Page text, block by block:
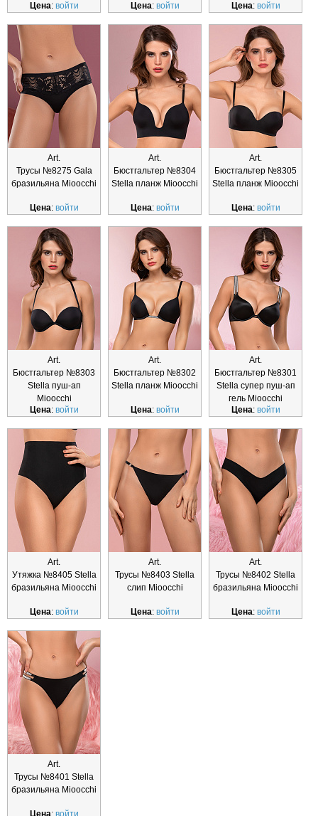
Цена: войти Цена: войти Цена: войти
Art.
Трусы №8275 Gala
бразильяна Mioocchi
Цена: войти
Art.
Бюстгальтер №8304
Stella планж Mioocchi
Цена: войти
Art.
Бюстгальтер №8305
Stella планж Mioocchi
Цена: войти
Art.
Бюстгальтер №8303
Stella пуш-ап
Mioocchi
Цена: войти
Art.
Бюстгальтер №8302
Stella планж Mioocchi
Цена: войти
Art.
Бюстгальтер №8301
Stella супер пуш-ап
гель Mioocchi
Цена: войти
Art.
Утяжка №8405 Stella
бразильяна Mioocchi
Цена: войти
Art.
Трусы №8403 Stella
слип Mioocchi
Цена: войти
Art.
Трусы №8402 Stella
бразильяна Mioocchi
Цена: войти
Art.
Трусы №8401 Stella
бразильяна Mioocchi
Цена: войти